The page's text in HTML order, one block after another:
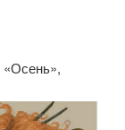
«Осень»,